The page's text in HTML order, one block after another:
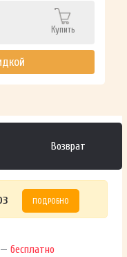
Купить
Возврат
ПОДРОБНО
—бесплатно